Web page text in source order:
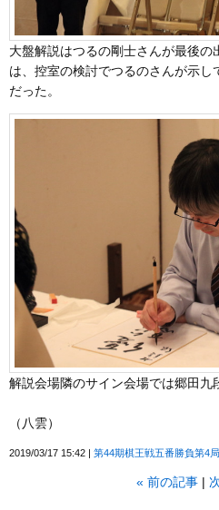
大盤解説はつるの剛士さんが最後
は、控室の検討でつるのさんが示
だった。
解説会場隣のサイン会場では郷田九
（八雲）
2019/03/17 15:42 第44期棋王戦五番勝負第4局
« 前の記事